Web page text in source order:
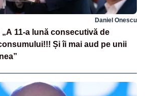
Daniel Onescu
11-a lună consecutivă de
Și îi mai aud pe unii